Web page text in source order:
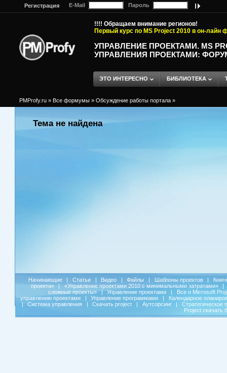
Регистрация E-Mail Пароль
!!!! Обращаем внимание регионов!
Первый курс по MS Project 2010 в он-лайн
УПРАВЛЕНИЕ ПРОЕКТАМИ. MS
УПРАВЛЕНИЯ ПРОЕКТАМИ:
ЭТО ИНТЕРЕСНО БИБЛИОТЕКА
PMProfy.ru » Все формумы » Обсуждение работы портала »
Тема не найдена
Начинающие | Статьи | Видео | Файлы | Шаблоны проектов |
Книги
проекта»
| «Управление проектами 2010 с минимальными затратами»
|
сложные проекты»
| Управление проектами |
Все о Microsoft
управлению проектами
| Управление программами |
Календарное
|
Система управления | Скачать project | Аутсорсинг |
Стратегическое
Project скачать